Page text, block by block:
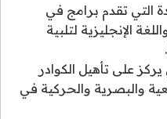
التي تقدم برامج في
الإنجليزية لتلبية
على تأهيل الكوادر
والبصرية والحركية في